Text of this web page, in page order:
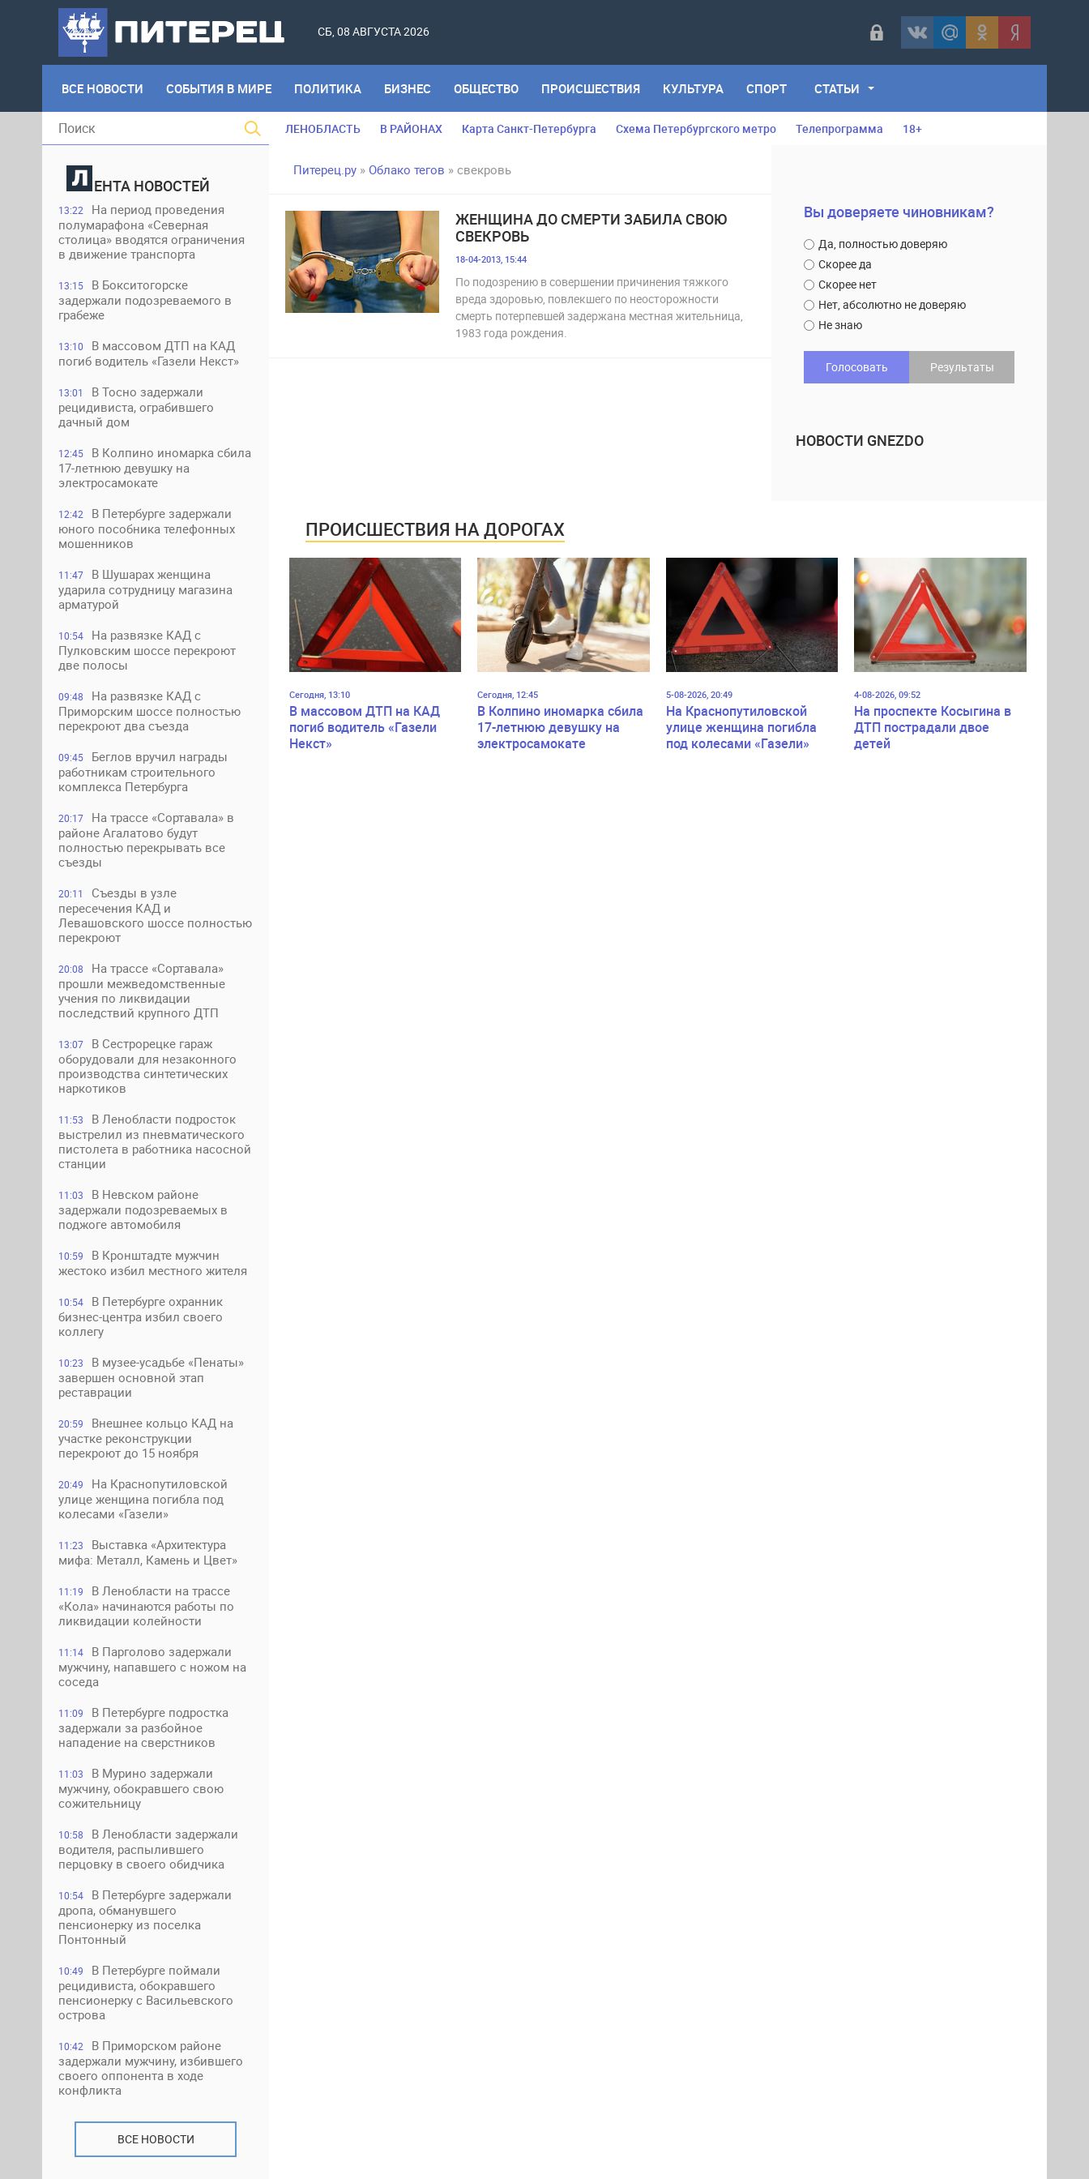
СБ, 08 АВГУСТА 2026
ВСЕ НОВОСТИ СОБЫТИЯ В МИРЕ ПОЛИТИКА БИЗНЕС ОБЩЕСТВО ПРОИСШЕСТВИЯ КУЛЬТУРА СПОРТ СТАТЬИ
ЕНТА НОВОСТЕЙ
13:22
На период проведения
полумарафона «Северная
столица» вводятся ограничения
в движение транспорта
13:15
В Бокситогорске
задержали подозреваемого в
грабеже
13:10
В массовом ДТП на КАД
погиб водитель «Газели Некст»
13:01
В Тосно задержали
рецидивиста, ограбившего
дачный дом
12:45
В Колпино иномарка сбила
17-летнюю девушку на
электросамокате
12:42
В Петербурге задержали
юного пособника телефонных
мошенников
11:47
В Шушарах женщина
ударила сотрудницу магазина
арматурой
10:54
На развязке КАД с
Пулковским шоссе перекроют
две полосы
09:48
На развязке КАД с
Приморским шоссе полностью
перекроют два съезда
09:45
Беглов вручил награды
работникам строительного
комплекса Петербурга
20:17
На трассе «Сортавала» в
районе Агалатово будут
полностью перекрывать все
съезды
20:11
Съезды в узле
пересечения КАД и
Левашовского шоссе полностью
перекроют
20:08
На трассе «Сортавала»
прошли межведомственные
учения по ликвидации
последствий крупного ДТП
13:07
В Сестрорецке гараж
оборудовали для незаконного
производства синтетических
наркотиков
11:53
В Ленобласти подросток
выстрелил из пневматического
пистолета в работника насосной
станции
11:03
В Невском районе
задержали подозреваемых в
поджоге автомобиля
10:59
В Кронштадте мужчин
жестоко избил местного жителя
10:54
В Петербурге охранник
бизнес-центра избил своего
коллегу
10:23
В музее-усадьбе «Пенаты»
завершен основной этап
реставрации
20:59
Внешнее кольцо КАД на
участке реконструкции
перекроют до 15 ноября
20:49
На Краснопутиловской
улице женщина погибла под
колесами «Газели»
11:23
Выставка «Архитектура
мифа: Металл, Камень и Цвет»
11:19
В Ленобласти на трассе
«Кола» начинаются работы по
ликвидации колейности
11:14
В Парголово задержали
мужчину, напавшего с ножом на
соседа
11:09
В Петербурге подростка
задержали за разбойное
нападение на сверстников
11:03
В Мурино задержали
мужчину, обокравшего свою
сожительницу
10:58
В Ленобласти задержали
водителя, распылившего
перцовку в своего обидчика
10:54
В Петербурге задержали
дропа, обманувшего
пенсионерку из поселка
Понтонный
10:49
В Петербурге поймали
рецидивиста, обокравшего
пенсионерку с Васильевского
острова
10:42
В Приморском районе
задержали мужчину, избившего
своего оппонента в ходе
конфликта
ВСЕ НОВОСТИ
ЛЕНОБЛАСТЬ В РАЙОНАХ Карта Санкт-Петербурга Схема Петербургского метро Телепрограмма 18+
Питерец.ру » Облако тегов » свекровь
ЖЕНЩИНА ДО СМЕРТИ ЗАБИЛА СВОЮ
СВЕКРОВЬ
18-04-2013, 15:44
По подозрению в совершении причинения тяжкого
вреда здоровью, повлекшего по неосторожности
смерть потерпевшей задержана местная жительница,
1983 года рождения.
Вы доверяете чиновникам?
Да, полностью доверяю
Скорее да
Скорее нет
Нет, абсолютно не доверяю
Не знаю
Голосовать Результаты
НОВОСТИ GNEZDO
ПРОИСШЕСТВИЯ НА ДОРОГАХ
Сегодня, 13:10
В массовом ДТП на КАД
погиб водитель «Газели
Некст»
Сегодня, 12:45
В Колпино иномарка сбила
17-летнюю девушку на
электросамокате
5-08-2026, 20:49
На Краснопутиловской
улице женщина погибла
под колесами «Газели»
4-08-2026, 09:52
На проспекте Косыгина в
ДТП пострадали двое
детей